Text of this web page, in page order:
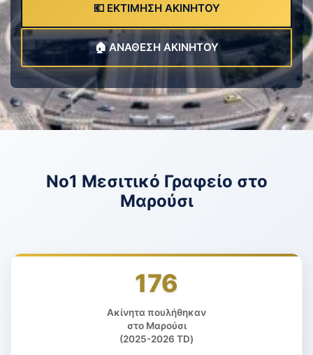
💶 ΕΚΤΙΜΗΣΗ ΑΚΙΝΗΤΟΥ
🏠 ΑΝΑΘΕΣΗ ΑΚΙΝΗΤΟΥ
Νο1 Μεσιτικό Γραφείο στο
Μαρούσι
176
Ακίνητα πουλήθηκαν
στο Μαρούσι
(2025-2026 TD)